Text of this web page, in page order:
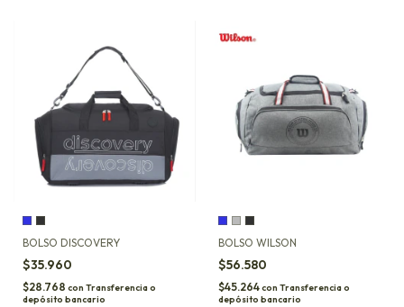
BOLSO DISCOVERY
$35.960
$28.768 con Transferencia o
depósito bancario
BOLSO WILSON
$56.580
$45.264con Transferencia o
depósito bancario